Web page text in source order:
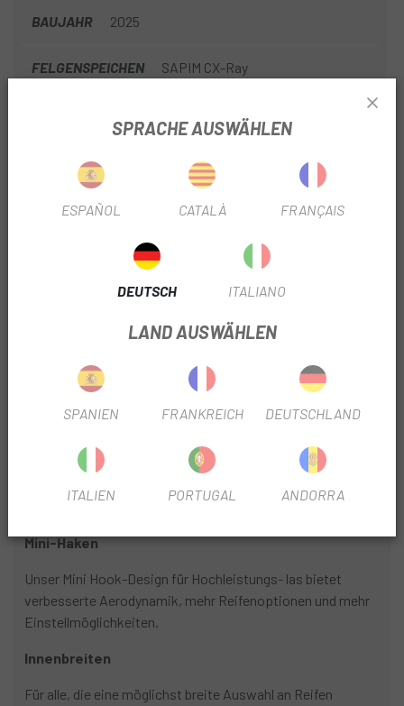
BAUJAHR 2025
FELGENSPEICHEN SAPIM CX-Ray
DURCHMESSER
VERWENDEN SIE Straße
ABDECKUNGSTYP Schlauchlos
H.G.
FESTPLATTENTYP FILTERN CL
BREITE DER BUCHSE 12x142mm
PRODUKTINFORMATION
Eigenschaften:
Mini-Haken
Unser Mini Hook-Design für Hochleistungs- las bietet
verbesserte Aerodynamik, mehr Reifenoptionen und mehr
Einstellmöglichkeiten.
Innenbreiten
Für alle, die eine möglichst breite Auswahl an Reifen
SPRACHE AUSWÄHLEN
ESPAÑOL CATALÀ FRANÇAIS
DEUTSCH ITALIANO
LAND AUSWÄHLEN
SPANIEN FRANKREICH DEUTSCHLAND
ITALIEN PORTUGAL ANDORRA